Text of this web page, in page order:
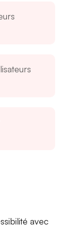
avec